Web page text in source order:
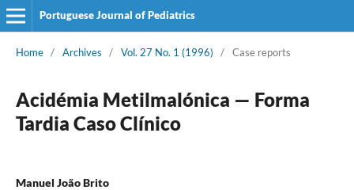
Portuguese Journal of Pediatrics
Home / Archives / Vol. 27 No. 1 (1996) / Case reports
Acidémia Metilmalónica — Forma
Tardia Caso Clínico
Manuel João Brito